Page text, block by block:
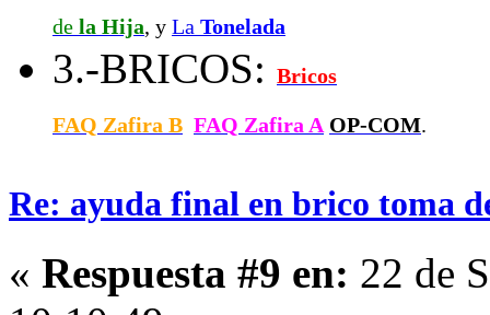
de la Hija, y La Tonelada
3.-BRICOS: Bricos
FAQ Zafira B FAQ Zafira A OP-COM.
Re: ayuda final en brico toma
« Respuesta #9 en: 22 de